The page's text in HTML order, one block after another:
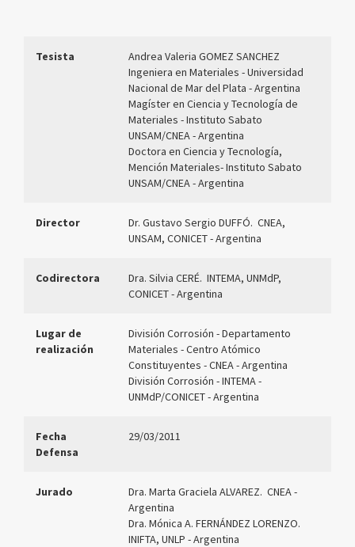
Tesista
Andrea Valeria GOMEZ SANCHEZ
Ingeniera en Materiales - Universidad
Nacional de Mar del Plata - Argentina
Magíster en Ciencia y Tecnología de
Materiales - Instituto Sabato
UNSAM/CNEA - Argentina
Doctora en Ciencia y Tecnología,
Mención Materiales- Instituto Sabato
UNSAM/CNEA - Argentina
Director
Dr. Gustavo Sergio DUFFÓ. CNEA,
UNSAM, CONICET - Argentina
Codirectora
Dra. Silvia CERÉ. INTEMA, UNMdP,
CONICET - Argentina
Lugar de
realización
División Corrosión - Departamento
Materiales - Centro Atómico
Constituyentes - CNEA - Argentina
División Corrosión - INTEMA -
UNMdP/CONICET - Argentina
Fecha
Defensa
29/03/2011
Jurado
Dra. Marta Graciela ALVAREZ. CNEA -
Argentina
Dra. Mónica A. FERNÁNDEZ LORENZO.
INIFTA, UNLP - Argentina